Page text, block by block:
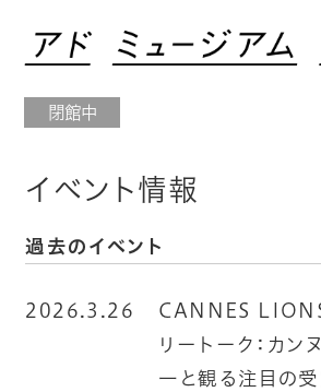
閉館中
イベント情報
過去のイベント
2026.3.26
CANNES
リートーク：カン
一と観る注目の